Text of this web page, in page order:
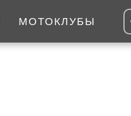
МОТОКЛУБЫ